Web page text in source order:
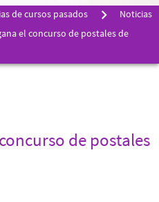
de cursos pasados
Noticias
el concurso de postales de
de postales